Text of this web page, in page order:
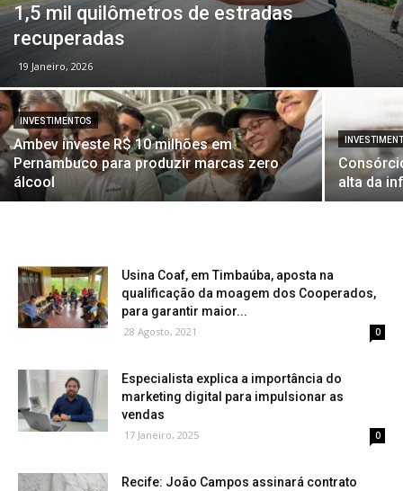
1,5 mil quilômetros de estradas
recuperadas
19 Janeiro, 2026
INVESTIMENTOS
Ambev investe R$ 10 milhões em
Pernambuco para produzir marcas zero
álcool
alta da
Usina Coaf, em Timbaúba, aposta na
qualificação da moagem dos Cooperados,
para garantir maior...
28 Agosto, 2021 0
Especialista explica a importância do
marketing digital para impulsionar as
vendas
17 Janeiro, 2025 0
Recife: João Campos assinará contrato